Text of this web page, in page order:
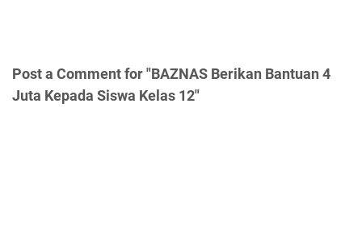
Post a Comment for "BAZNAS Berikan Bantuan 4
Juta Kepada Siswa Kelas 12"